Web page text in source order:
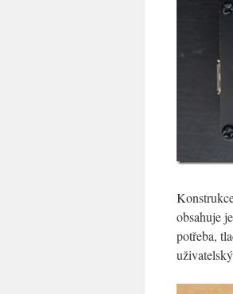
obsahuje
potřeba,